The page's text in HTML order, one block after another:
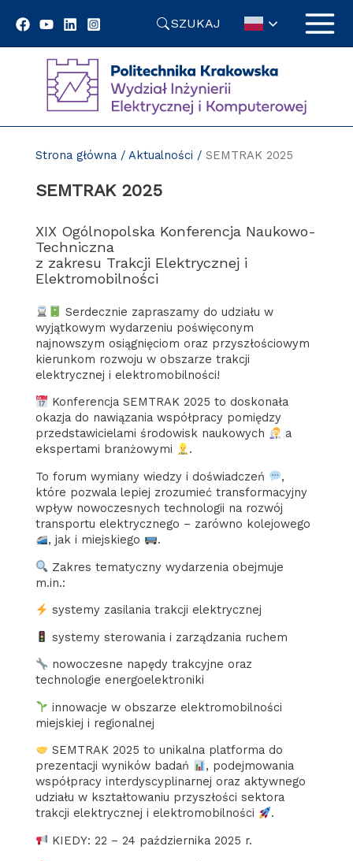
SZUKAJ
Strona główna/ Aktualności / SEMTRAK 2025
SEMTRAK 2025
XIX Ogólnopolska Konferencja Naukowo-
Techniczna
z zakresu Trakcji Elektrycznej i
Elektromobilności
Serdecznie zapraszamy do udziału w
wyjątkowym wydarzeniu poświęconym
najnowszym osiągnięciom oraz przyszłościowym
kierunkom rozwoju w obszarze trakcji
elektrycznej i elektromobilności!
Konferencja SEMTRAK 2025 to doskonała
okazja do nawiązania współpracy pomiędzy
przedstawicielami środowisk naukowych
a
ekspertami branżowymi
.
To forum wymiany wiedzy i doświadczeń
,
które pozwala lepiej zrozumieć transformacyjny
wpływ nowoczesnych technologii na rozwój
transportu elektrycznego – zarówno kolejowego
, jak i miejskiego
.
Zakres tematyczny wydarzenia obejmuje
m.in.:
systemy zasilania trakcji elektrycznej
systemy sterowania i zarządzania ruchem
nowoczesne napędy trakcyjne oraz
technologie energoelektroniki
innowacje w obszarze elektromobilności
miejskiej i regionalnej
SEMTRAK 2025 to unikalna platforma do
prezentacji wyników badań
, podejmowania
współpracy interdyscyplinarnej oraz aktywnego
udziału w kształtowaniu przyszłości sektora
trakcji elektrycznej i elektromobilności
.
KIEDY: 22 – 24 października 2025 r.